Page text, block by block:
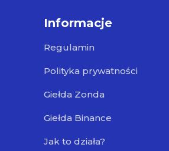
Informacje
Regulamin
Polityka prywatności
Giełda Zonda
Giełda Binance
Jak to działa?